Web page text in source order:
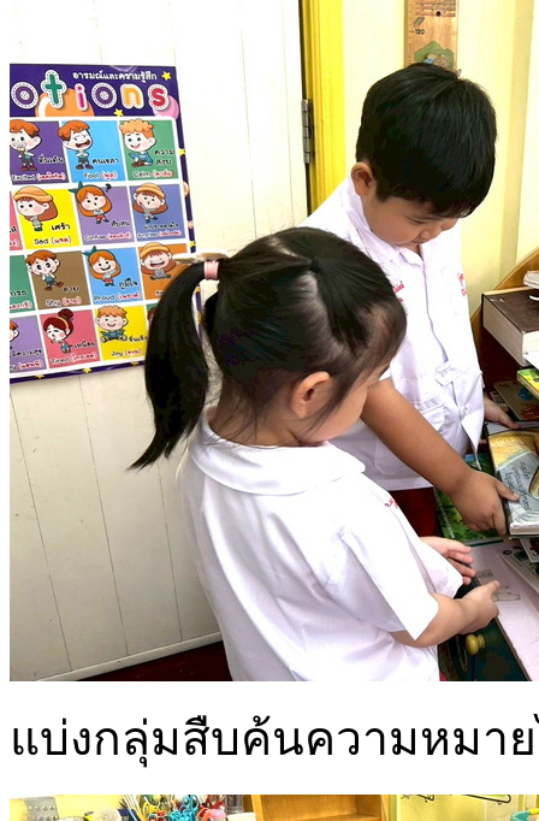
แบ่งกลุ่มสืบค้นความหมาย